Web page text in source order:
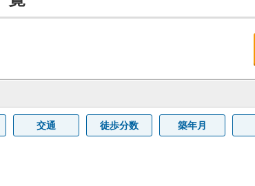
交通 徒歩分数 築年月